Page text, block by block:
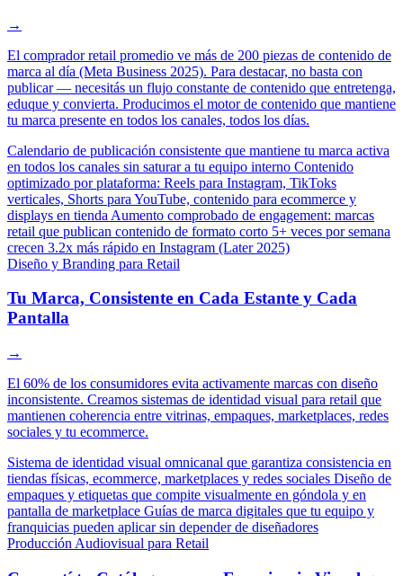
→
El comprador retail promedio ve más de 200 piezas de contenido de
marca al día (Meta Business 2025). Para destacar, no basta con
publicar — necesitás un flujo constante de contenido que entretenga,
eduque y convierta. Producimos el motor de contenido que mantiene
tu marca presente en todos los canales, todos los días.
Calendario de publicación consistente que mantiene tu marca activa
en todos los canales sin saturar a tu equipo interno Contenido
optimizado por plataforma: Reels para Instagram, TikToks
verticales, Shorts para YouTube, contenido para ecommerce y
displays en tienda Aumento comprobado de engagement: marcas
retail que publican contenido de formato corto 5+ veces por semana
crecen 3.2x más rápido en Instagram (Later 2025)
Diseño y Branding para Retail
Tu Marca, Consistente en Cada Estante y Cada
Pantalla
→
El 60% de los consumidores evita activamente marcas con diseño
inconsistente. Creamos sistemas de identidad visual para retail que
mantienen coherencia entre vitrinas, empaques, marketplaces, redes
sociales y tu ecommerce.
Sistema de identidad visual omnicanal que garantiza consistencia en
tiendas físicas, ecommerce, marketplaces y redes sociales Diseño de
empaques y etiquetas que compite visualmente en góndola y en
pantalla de marketplace Guías de marca digitales que tu equipo y
franquicias pueden aplicar sin depender de diseñadores
Producción Audiovisual para Retail